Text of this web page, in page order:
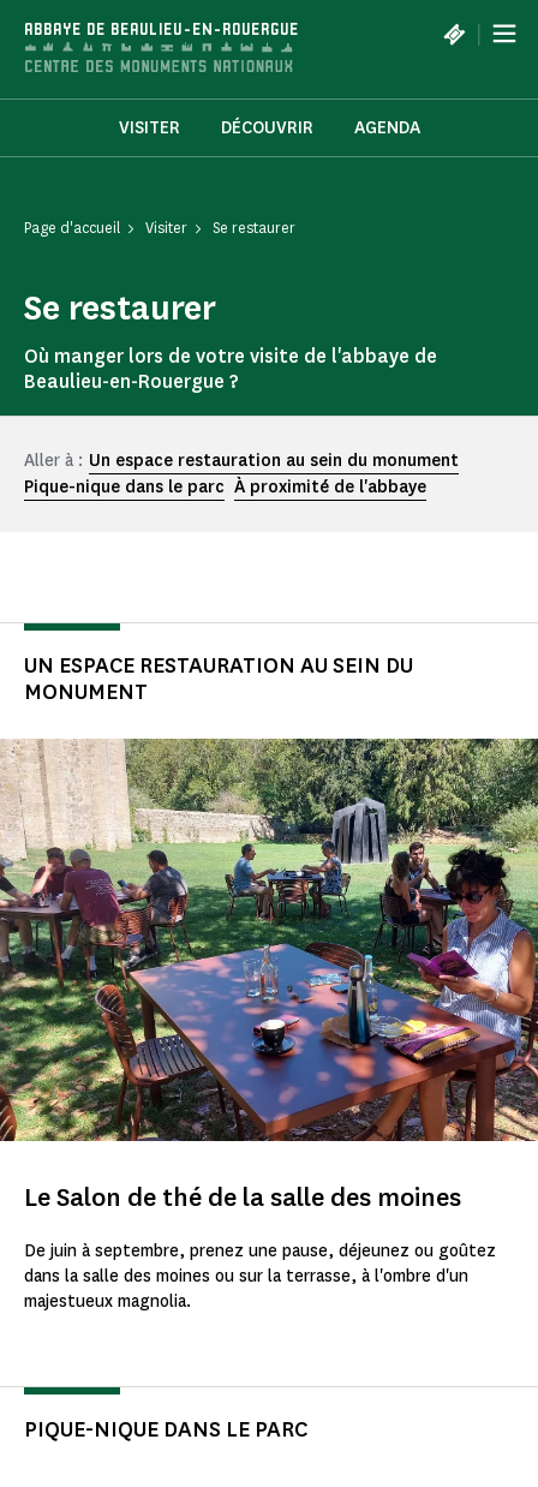
ABBAYE DE BEAULIEU-EN-ROUERGUE |
VISITER DÉCOUVRIR AGENDA
Page d'accueil Visiter Se restaurer
Se restaurer
Où manger lors de votre visite de l'abbaye de
Beaulieu-en-Rouergue ?
Aller à : Un espace restauration au sein du monument
Pique-nique dans le parc À proximité de l'abbaye
UN ESPACE RESTAURATION AU SEIN DU
MONUMENT
Le Salon de thé de la salle des moines
De juin à septembre, prenez une pause, déjeunez ou goûtez
dans la salle des moines ou sur la terrasse, à l'ombre d'un
majestueux magnolia.
PIQUE-NIQUE DANS LE PARC